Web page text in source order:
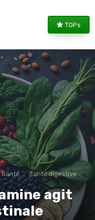
TOPs
Santé Santé digestive
agit